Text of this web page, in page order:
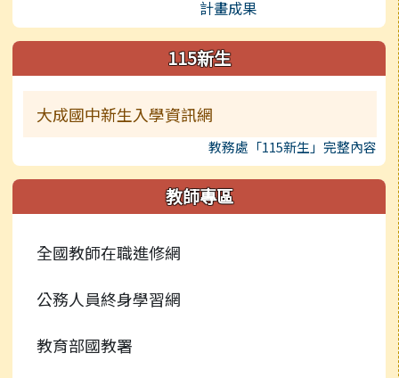
115新生
大成國中新生入學資訊網
教務處「115新生」完整內容
教師專區
全國教師在職進修網
公務人員終身學習網
教育部國教署